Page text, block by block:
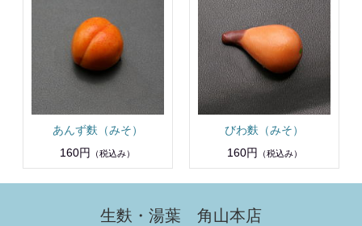
あんず麩（みそ）
160円
（税込み）
びわ麩（みそ）
160円
（税込み）
生麩・湯葉 角山本店